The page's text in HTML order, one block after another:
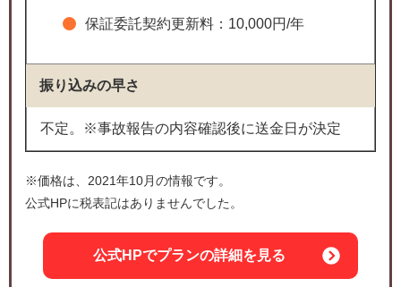
保証委託契約更新料：10,000円/年
振り込みの早さ
不定。※事故報告の内容確認後に送金日が決定
※価格は、2021年10月の情報です。
公式HPに税表記はありませんでした。
公式HPでプランの詳細を見る